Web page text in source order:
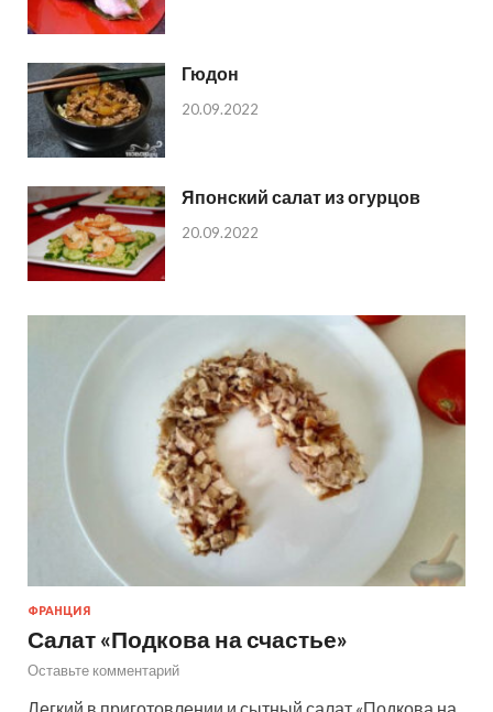
Гюдон
20.09.2022
Японский салат из огурцов
20.09.2022
ФРАНЦИЯ
Салат «Подкова на счастье»
Оставьте комментарий